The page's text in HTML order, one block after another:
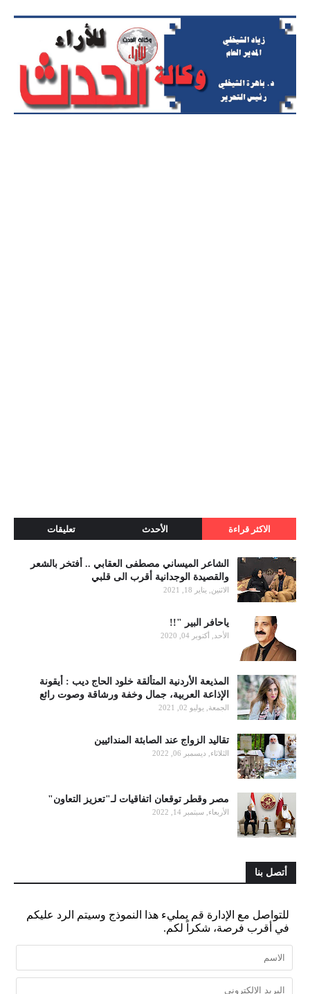
الاكثر قراءة الأحدث تعليقات
الشاعر الميساني مصطفى العقابي .. أفتخر بالشعر
والقصيدة الوجدانية أقرب الى قلبي
الاثنين, يناير 18, 2021
ياحافر البير "!!
الأحد, أكتوبر 04, 2020
المذيعة الأردنية المتألقة خلود الحاج ديب : أيقونة
الإذاعة العربية، جمال وخفة ورشاقة وصوت رائع
الجمعة, يوليو 02, 2021
تقاليد الزواج عند الصابئة المندائيين
الثلاثاء, ديسمبر 06, 2022
مصر وقطر توقعان اتفاقيات لـ"تعزيز التعاون"
الأربعاء, سبتمبر 14, 2022
أتصل بنا
للتواصل مع الإدارة قم بمليء هذا النموذج وسيتم الرد عليكم
في أقرب فرصة، شكراً لكم.